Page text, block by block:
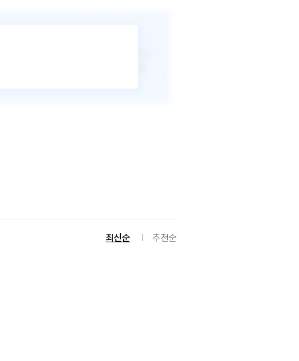
최신순 추천순